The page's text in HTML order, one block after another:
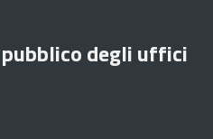
degli uffici